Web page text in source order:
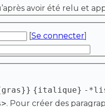
avoir été relu et
[Se connecter]
{italique} -
. Pour créer des